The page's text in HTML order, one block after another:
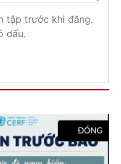
tập trước khi đăng.
dấu.